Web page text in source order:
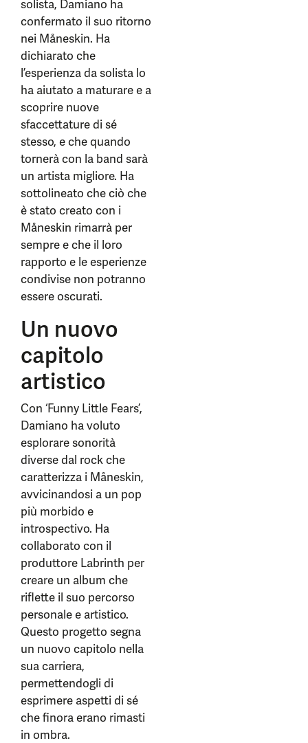
solista, Damiano ha
confermato il suo ritorno
nei Måneskin. Ha
dichiarato che
l’esperienza da solista lo
ha aiutato a maturare e a
scoprire nuove
sfaccettature di sé
stesso, e che quando
tornerà con la band sarà
un artista migliore. Ha
sottolineato che ciò che
è stato creato con i
Måneskin rimarrà per
sempre e che il loro
rapporto e le esperienze
condivise non potranno
essere oscurati.
Un nuovo
capitolo
artistico
Con ‘Funny Little Fears’,
Damiano ha voluto
esplorare sonorità
diverse dal rock che
caratterizza i Måneskin,
avvicinandosi a un pop
più morbido e
introspectivo. Ha
collaborato con il
produttore Labrinth per
creare un album che
riflette il suo percorso
personale e artistico.
Questo progetto segna
un nuovo capitolo nella
sua carriera,
permettendogli di
esprimere aspetti di sé
che finora erano rimasti
in ombra.